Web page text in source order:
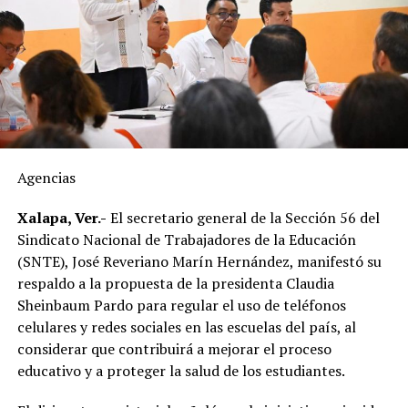
bodegas y posteriormente distribuido hacia estados
como Veracruz, por lo que el tiempo de traslado puede
influir en sus condiciones de conservación si no se
mantiene la temperatura adecuada.
El dirigente sostuvo que México cuenta con la capacidad
suficiente para abastecer la demanda nacional, por lo
que consideró innecesaria la importación de este
En ese sentido, exhortó a la población a revisar el origen
del huevo antes de comprarlo y dar preferencia al
producto nacional, al asegurar que ofrece mayor
frescura y calidad, además de respaldar la economía de
miles de familias dedicadas a la actividad avícola.
Finalmente, destacó que entre Veracruz y Puebla
operan ocho empresas productoras con más de 350
Agencias
Xalapa, Ver.- El secretario general de la Sección 56 del
Sindicato Nacional de Trabajadores de la Educación
(SNTE), José Reveriano Marín Hernández, manifestó su
respaldo a la propuesta de la presidenta Claudia
Sheinbaum Pardo para regular el uso de teléfonos
celulares y redes sociales en las escuelas del país, al
considerar que contribuirá a mejorar el proceso
educativo y a proteger la salud de los estudiantes.